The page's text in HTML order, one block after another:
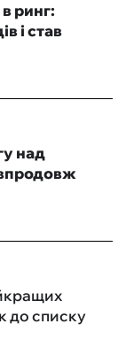
ринг:
і став
над
до списку